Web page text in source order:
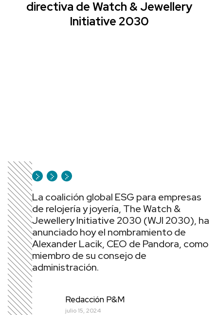
directiva de Watch & Jewellery
Initiative 2030
La coalición global ESG para empresas
de relojería y joyería, The Watch &
Jewellery Initiative 2030 (WJI 2030), ha
anunciado hoy el nombramiento de
Alexander Lacik, CEO de Pandora, como
miembro de su consejo de
administración.
Redacción P&M
julio 15, 2024